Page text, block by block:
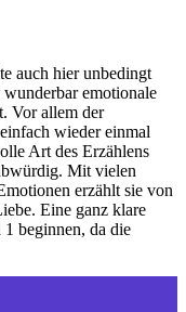
auch hier unbedingt
emotionale
Vor allem der
wieder einmal
Art des Erzählens
Mit vielen
erzählt sie von
Eine ganz klare
beginnen, da die